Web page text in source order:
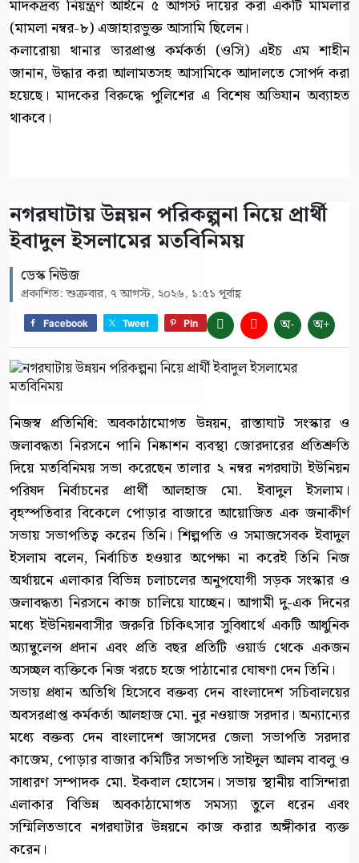
মাদকদ্রব্য নিয়ন্ত্রণ আইনে ৫ আগস্ট দায়ের করা একটি মামলার
(মামলা নম্বর-৮) এজাহারভুক্ত আসামি ছিলেন।
কলারোয়া থানার ভারপ্রাপ্ত কর্মকর্তা (ওসি) এইচ এম শাহীন
জানান, উদ্ধার করা আলামতসহ আসামিকে আদালতে সোপর্দ করা
হয়েছে। মাদকের বিরুদ্ধে পুলিশের এ বিশেষ অভিযান অব্যাহত
থাকবে।
নগরঘাটায় উন্নয়ন পরিকল্পনা নিয়ে প্রার্থী
ইবাদুল ইসলামের মতবিনিময়
ডেস্ক নিউজ
প্রকাশিত: শুক্রবার, ৭ আগস্ট, ২০২৬, ১:৫১ পূর্বাহ্ণ
Facebook Tweet Pin অ- অ+
নিজস্ব প্রতিনিধি: অবকাঠামোগত উন্নয়ন, রাস্তাঘাট সংস্কার ও
জলাবদ্ধতা নিরসনে পানি নিষ্কাশন ব্যবস্থা জোরদারের প্রতিশ্রুতি
দিয়ে মতবিনিময় সভা করেছেন তালার ২ নম্বর নগরঘাটা ইউনিয়ন
পরিষদ নির্বাচনের প্রার্থী আলহাজ মো. ইবাদুল ইসলাম।
বৃহস্পতিবার বিকেলে পোড়ার বাজারে আয়োজিত এক জনাকীর্ণ
সভায় সভাপতিত্ব করেন তিনি। শিল্পপতি ও সমাজসেবক ইবাদুল
ইসলাম বলেন, নির্বাচিত হওয়ার অপেক্ষা না করেই তিনি নিজ
অর্থায়নে এলাকার বিভিন্ন চলাচলের অনুপযোগী সড়ক সংস্কার ও
জলাবদ্ধতা নিরসনে কাজ চালিয়ে যাচ্ছেন। আগামী দু-এক দিনের
মধ্যে ইউনিয়নবাসীর জরুরি চিকিৎসার সুবিধার্থে একটি আধুনিক
অ্যাম্বুলেন্স প্রদান এবং প্রতি বছর প্রতিটি ওয়ার্ড থেকে একজন
অসচ্ছল ব্যক্তিকে নিজ খরচে হজে পাঠানোর ঘোষণা দেন তিনি।
সভায় প্রধান অতিথি হিসেবে বক্তব্য দেন বাংলাদেশ সচিবালয়ের
অবসরপ্রাপ্ত কর্মকর্তা আলহাজ মো. নুর নওয়াজ সরদার। অন্যান্যের
মধ্যে বক্তব্য দেন বাংলাদেশ জাসদের জেলা সভাপতি সরদার
কাজেম, পোড়ার বাজার কমিটির সভাপতি সাইদুল আলম বাবলু ও
সাধারণ সম্পাদক মো. ইকবাল হোসেন। সভায় স্থানীয় বাসিন্দারা
এলাকার বিভিন্ন অবকাঠামোগত সমস্যা তুলে ধরেন এবং
সম্মিলিতভাবে নগরঘাটার উন্নয়নে কাজ করার অঙ্গীকার ব্যক্ত
করেন।